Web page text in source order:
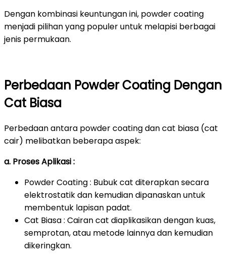
Dengan kombinasi keuntungan ini, powder coating
menjadi pilihan yang populer untuk melapisi berbagai
jenis permukaan.
Perbedaan Powder Coating Dengan
Cat Biasa
Perbedaan antara powder coating dan cat biasa (cat
cair) melibatkan beberapa aspek:
a. Proses Aplikasi :
Powder Coating : Bubuk cat diterapkan secara
elektrostatik dan kemudian dipanaskan untuk
membentuk lapisan padat.
Cat Biasa : Cairan cat diaplikasikan dengan kuas,
semprotan, atau metode lainnya dan kemudian
dikeringkan.